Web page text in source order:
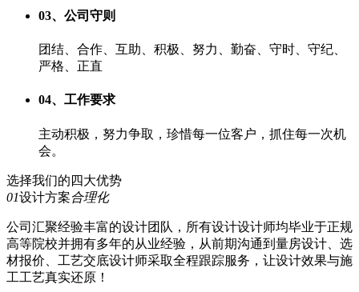
03、公司守则
团结、合作、互助、积极、努力、勤奋、守时、守纪、
严格、正直
04、工作要求
主动积极，努力争取，珍惜每一位客户，抓住每一次机
会。
选择我们的四大优势
01设计方案合理化
公司汇聚经验丰富的设计团队，所有设计设计师均毕业于正规
高等院校并拥有多年的从业经验，从前期沟通到量房设计、选
材报价、工艺交底设计师采取全程跟踪服务，让设计效果与施
工工艺真实还原！